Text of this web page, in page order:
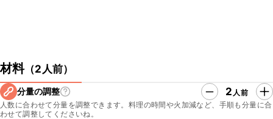
材料（2人前）
分量の調整 2 人前
人数に合わせて分量を調整できます。料理の時間や火加減など、手順も分量に合
わせて調整してくださいね。